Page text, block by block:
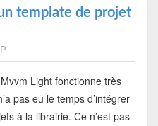
template de projet
Light fonctionne très
pas eu le temps d’intégrer
à la librairie. Ce n’est pas